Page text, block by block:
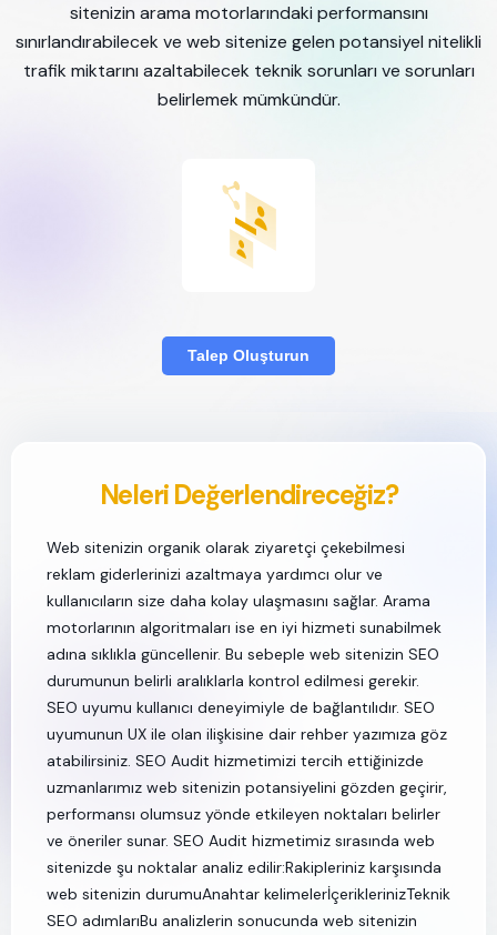
sitenizin arama motorlarındaki performansını
sınırlandırabilecek ve web sitenize gelen potansiyel nitelikli
trafik miktarını azaltabilecek teknik sorunları ve sorunları
belirlemek mümkündür.
Talep Oluşturun
Neleri Değerlendireceğiz?
‍Web sitenizin organik olarak ziyaretçi çekebilmesi
reklam giderlerinizi azaltmaya yardımcı olur ve
kullanıcıların size daha kolay ulaşmasını sağlar. Arama
motorlarının algoritmaları ise en iyi hizmeti sunabilmek
adına sıklıkla güncellenir. Bu sebeple web sitenizin SEO
durumunun belirli aralıklarla kontrol edilmesi gerekir.
SEO uyumu kullanıcı deneyimiyle de bağlantılıdır. SEO
uyumunun UX ile olan ilişkisine dair rehber yazımıza göz
atabilirsiniz. SEO Audit hizmetimizi tercih ettiğinizde
uzmanlarımız web sitenizin potansiyelini gözden geçirir,
performansı olumsuz yönde etkileyen noktaları belirler
ve öneriler sunar. SEO Audit hizmetimiz sırasında web
sitenizde şu noktalar analiz edilir:‍Rakipleriniz karşısında
web sitenizin durumuAnahtar kelimelerİçeriklerinizTeknik
SEO adımları‍Bu analizlerin sonucunda web sitenizin